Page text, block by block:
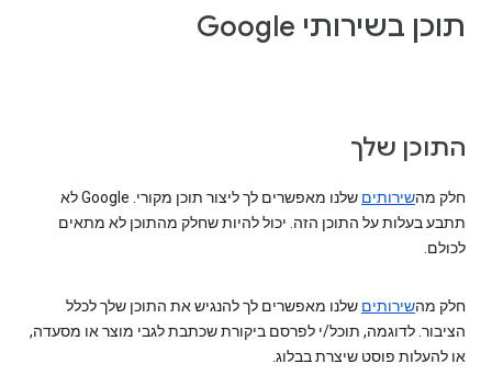
תוכן בשירותי Google
התוכן שלך
חלק מהשירותים
שלנו מאפשרים לך ליצור תוכן מקורי. ‫Google לא
תתבע בעלות על התוכן הזה. יכול להיות שחלק מהתוכן לא מתאים
לכולם.
חלק מהשירותים שלנו מאפשרים לך להנגיש את התוכן שלך לכלל
הציבור. לדוגמה, תוכל/י לפרסם ביקורת שכתבת לגבי מוצר או מסעדה,
או להעלות פוסט שיצרת בבלוג.